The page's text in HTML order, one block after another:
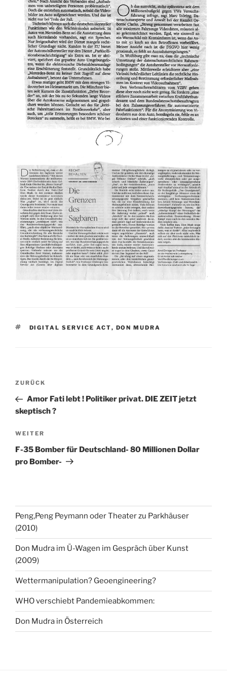
SCHLAGWÖRTER
DIGITAL SERVICE ACT, DON MUDRA
Beitragsnavigation
Vorheriger
Beitrag
ZURÜCK
Amor Fati lebt ! Politiker privat. DIE ZEIT jetzt
skeptisch ?
Nächster
Beitrag
WEITER
F-35 Bomber für Deutschland- 80 Millionen Dollar
pro Bomber-
Peng,Peng Peymann oder Theater zu Parkhäuser
(2010)
Don Mudra im Ü-Wagen im Gespräch über Kunst
(2009)
Wettermanipulation? Geoengineering?
WHO verschiebt Pandemieabkommen:
Don Mudra in Österreich